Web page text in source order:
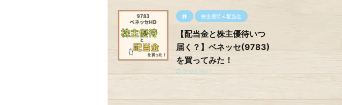
株 株主優待＆配当金
【配当金と株主優待いつ
届く？】ベネッセ(9783)
を買ってみた！
2023/8/17